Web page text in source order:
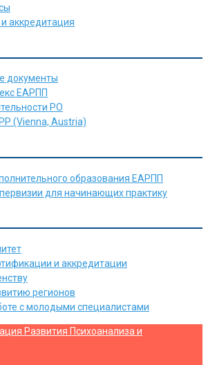
аккредитация
документы
ЕАРПП
РО
(Vienna, Austria)
образования ЕАРПП
для начинающих практику
и аккредитации
регионов
с молодыми специалистами
Развития Психоанализа и